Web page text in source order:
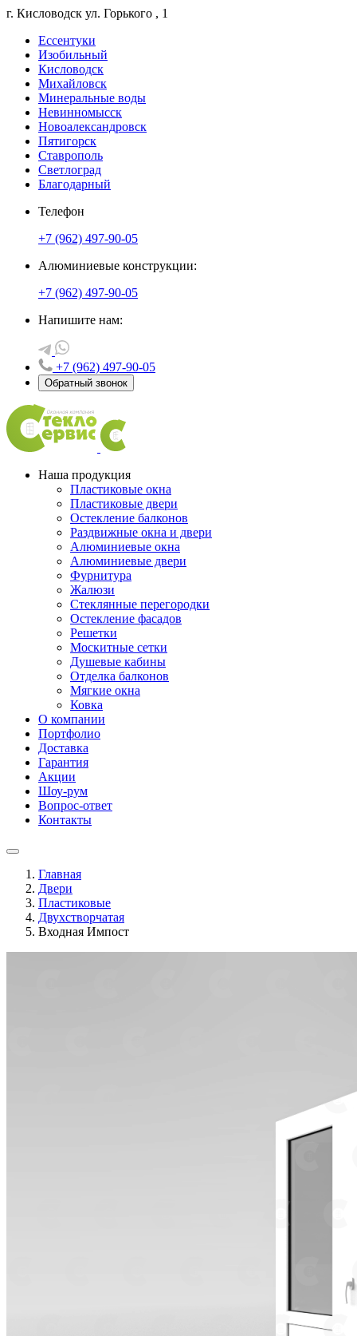
г. Кисловодск ул. Горького , 1
Ессентуки
Изобильный
Кисловодск
Михайловск
Минеральные воды
Невинномысск
Новоалександровск
Пятигорск
Ставрополь
Светлоград
Благодарный
Телефон
+7 (962) 497-90-05
Алюминиевые конструкции:
+7 (962) 497-90-05
Напишите нам:
+7 (962) 497-90-05
Обратный звонок
Наша продукция
Пластиковые окна
Пластиковые двери
Остекление балконов
Раздвижные окна и двери
Алюминиевые окна
Алюминиевые двери
Фурнитура
Жалюзи
Стеклянные перегородки
Остекление фасадов
Решетки
Москитные сетки
Душевые кабины
Отделка балконов
Мягкие окна
Ковка
О компании
Портфолио
Доставка
Гарантия
Акции
Шоу-рум
Вопрос-ответ
Контакты
Главная
Двери
Пластиковые
Двухстворчатая
Входная Импост